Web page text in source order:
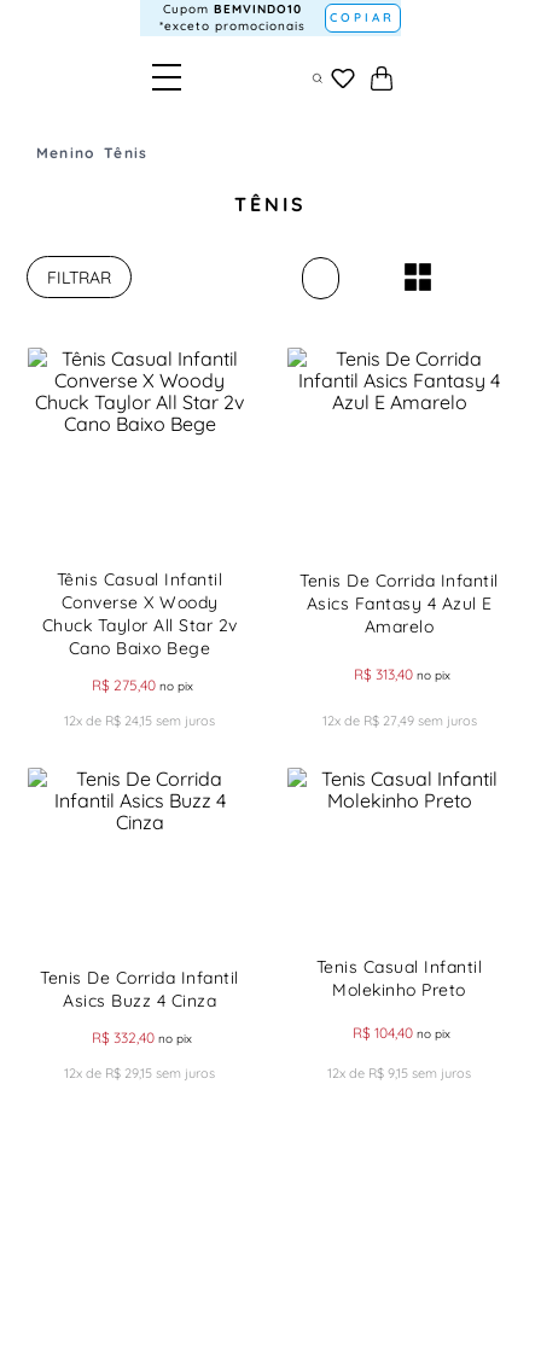
Cupom BEMVINDO10
*exceto promocionais
COPIAR
Menino Tênis
TÊNIS
FILTRAR
Tênis Casual Infantil
Converse X Woody
Chuck Taylor All Star 2v
Cano Baixo Bege
R$ 275,40no pix
12x de R$ 24,15 sem juros
Tenis De Corrida Infantil
Asics Fantasy 4 Azul E
Amarelo
R$ 313,40no pix
12x de R$ 27,49sem juros
Tenis De Corrida Infantil
Asics Buzz 4 Cinza
R$ 332,40 no pix
12x de R$ 29,15 sem juros
Tenis Casual Infantil
Molekinho Preto
R$ 10440 no pix
12x de R$ 9,15 sem juros